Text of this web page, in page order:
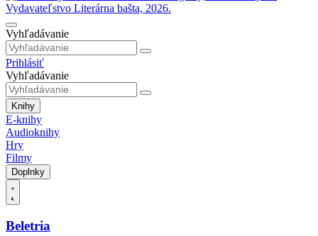
Vyhľadávanie
Prihlásiť
Vyhľadávanie
Knihy
E-knihy
Audioknihy
Hry
Filmy
Doplnky
Beletria